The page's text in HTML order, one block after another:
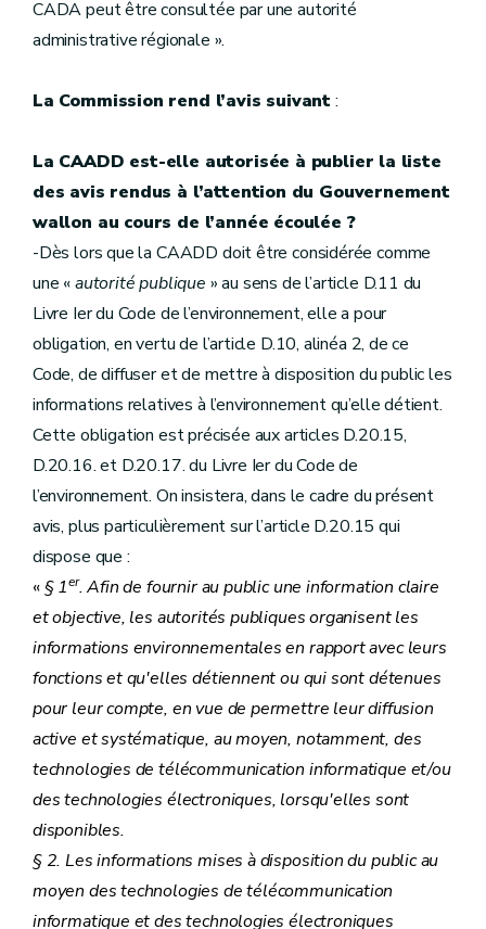
CADA peut être consultée par une autorité
administrative régionale ».
La Commission rend l’avis suivant:
La CAADD est-elle autorisée à publier la liste
des avis rendus à l’attention du Gouvernement
wallon au cours de l’année écoulée ?
-Dès lors que la CAADD doit être considérée comme
une «autorité publique » au sens de l’article D.11 du
Livre Ier du Code de l’environnement, elle a pour
obligation, en vertu de l’article D.10, alinéa 2, de ce
Code, de diffuser et de mettre à disposition du public les
informations relatives à l’environnement qu’elle détient.
Cette obligation est précisée aux articles D.20.15,
D.20.16. et D.20.17. du Livre Ier du Code de
l’environnement. On insistera, dans le cadre du présent
avis, plus particulièrement sur l’article D.20.15 qui
dispose que :
« § 1er. Afin de fournir au public une information claire
et objective, les autorités publiques organisent les
informations environnementales en rapport avec leurs
fonctions et qu'elles détiennent ou qui sont détenues
pour leur compte, en vue de permettre leur diffusion
active et systématique, au moyen, notamment, des
technologies de télécommunication informatique et/ou
des technologies électroniques, lorsqu'elles sont
disponibles.
§ 2. Les informations mises à disposition du public au
moyen des technologies de télécommunication
informatique et des technologies électroniques